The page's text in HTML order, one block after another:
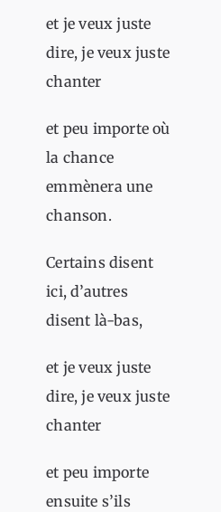
et je veux juste
dire, je veux juste
chanter
et peu importe où
la chance
emmènera une
chanson.
Certains disent
ici, d’autres
disent là-bas,
et je veux juste
dire, je veux juste
chanter
et peu importe
ensuite s’ils